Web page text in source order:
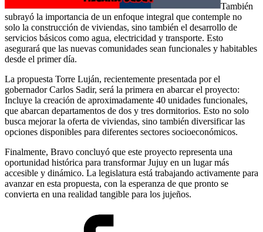
También
subrayó la importancia de un enfoque integral que contemple no
solo la construcción de viviendas, sino también el desarrollo de
servicios básicos como agua, electricidad y transporte. Esto
asegurará que las nuevas comunidades sean funcionales y habitables
desde el primer día.
La propuesta Torre Luján, recientemente presentada por el
gobernador Carlos Sadir, será la primera en abarcar el proyecto:
Incluye la creación de aproximadamente 40 unidades funcionales,
que abarcan departamentos de dos y tres dormitorios. Esto no solo
busca mejorar la oferta de viviendas, sino también diversificar las
opciones disponibles para diferentes sectores socioeconómicos.
Finalmente, Bravo concluyó que este proyecto representa una
oportunidad histórica para transformar Jujuy en un lugar más
accesible y dinámico. La legislatura está trabajando activamente para
avanzar en esta propuesta, con la esperanza de que pronto se
convierta en una realidad tangible para los jujeños.